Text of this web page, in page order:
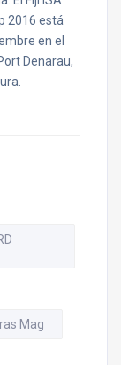
2016 está
en el
Denarau,
Mag